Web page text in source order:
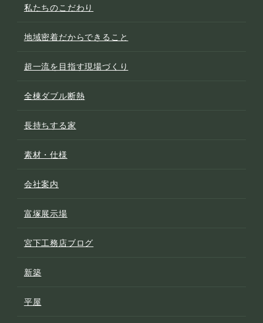
私たちのこだわり
地域密着だからできること
超一流を目指す現場づくり
全棟ダブル断熱
長持ちする家
素材・仕様
会社案内
富塚展示場
宮下工務店ブログ
新築
平屋